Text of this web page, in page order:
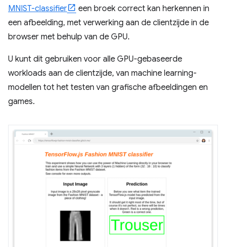
MNIST-classifier
een broek correct kan herkennen in
een afbeelding, met verwerking aan de clientzijde in de
browser met behulp van de GPU.
U kunt dit gebruiken voor alle GPU-gebaseerde
workloads aan de clientzijde, van machine learning-
modellen tot het testen van grafische afbeeldingen en
games.